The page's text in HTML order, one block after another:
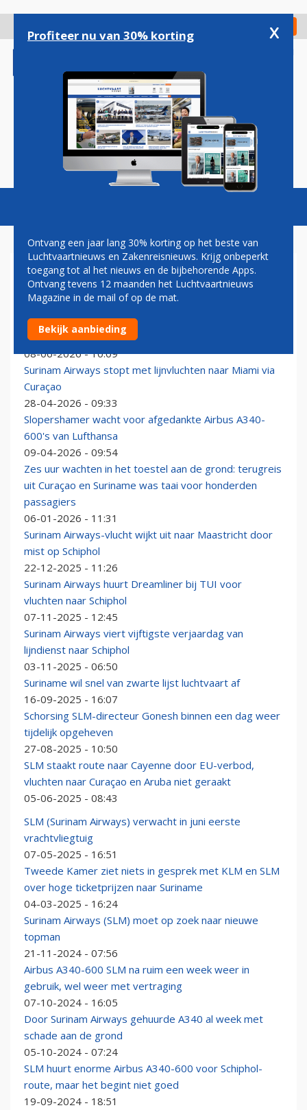
gaan
Check in
Magazine Podcasts Vacatures
SURINAM AIRWAYS
Iraans voetbalelftal met A340 die voor Surinam
Airways naar Schiphol vliegt naar WK
08-06-2026 - 10:09
Surinam Airways stopt met lijnvluchten naar Miami via
Curaçao
28-04-2026 - 09:33
Slopershamer wacht voor afgedankte Airbus A340-
600's van Lufthansa
09-04-2026 - 09:54
Zes uur wachten in het toestel aan de grond: terugreis
uit Curaçao en Suriname was taai voor honderden
passagiers
06-01-2026 - 11:31
Surinam Airways-vlucht wijkt uit naar Maastricht door
mist op Schiphol
22-12-2025 - 11:26
Surinam Airways huurt Dreamliner bij TUI voor
vluchten naar Schiphol
07-11-2025 - 12:45
Surinam Airways viert vijftigste verjaardag van
lijndienst naar Schiphol
03-11-2025 - 06:50
Suriname wil snel van zwarte lijst luchtvaart af
16-09-2025 - 16:07
Schorsing SLM-directeur Gonesh binnen een dag weer
tijdelijk opgeheven
27-08-2025 - 10:50
SLM staakt route naar Cayenne door EU-verbod,
vluchten naar Curaçao en Aruba niet geraakt
05-06-2025 - 08:43
SLM (Surinam Airways) verwacht in juni eerste
vrachtvliegtuig
07-05-2025 - 16:51
Tweede Kamer ziet niets in gesprek met KLM en SLM
over hoge ticketprijzen naar Suriname
04-03-2025 - 16:24
Surinam Airways (SLM) moet op zoek naar nieuwe
topman
21-11-2024 - 07:56
Airbus A340-600 SLM na ruim een week weer in
gebruik, wel weer met vertraging
07-10-2024 - 16:05
Door Surinam Airways gehuurde A340 al week met
schade aan de grond
05-10-2024 - 07:24
SLM huurt enorme Airbus A340-600 voor Schiphol-
route, maar het begint niet goed
19-09-2024 - 18:51
Profiteer nu van 30% korting x
Ontvang een jaar lang 30% korting op het beste van
Luchtvaartnieuws en Zakenreisnieuws. Krijg onbeperkt
toegang tot al het nieuws en de bijbehorende Apps.
Ontvang tevens 12 maanden het Luchtvaartnieuws
Magazine in de mail of op de mat.
Bekijk aanbieding